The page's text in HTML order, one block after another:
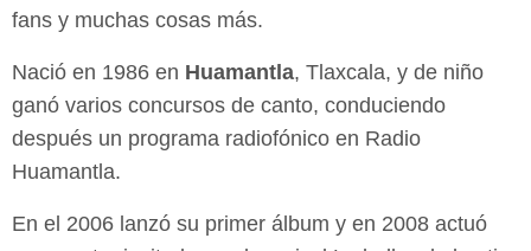
fans y muchas cosas más.
Nació en 1986 en Huamantla, Tlaxcala, y de niño
ganó varios concursos de canto, conduciendo
después un programa radiofónico en Radio
Huamantla.
En el 2006 lanzó su primer álbum y en 2008 actuó